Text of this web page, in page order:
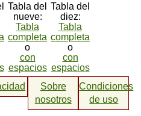
Tabla del
nueve:
Tabla
completa
o
con
espacios
Tabla del
diez:
Tabla
completa
o
con
espacios
Sobre
nosotros
Condiciones
de uso